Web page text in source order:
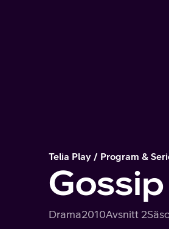
Telia Play Program &
Drama2010Avsnitt 2